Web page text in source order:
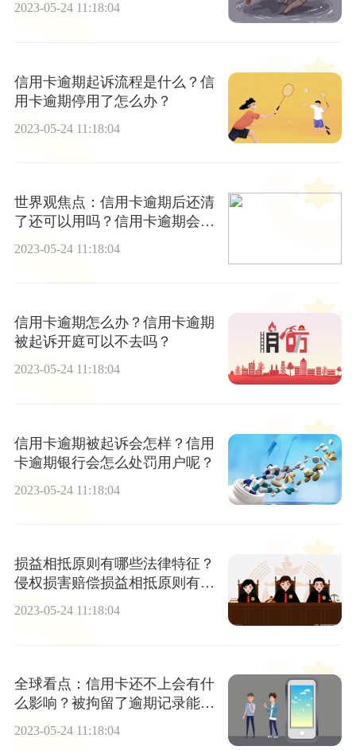
2023-05-24 11:18:04
信用卡逾期起诉流程是什么？信
用卡逾期停用了怎么办？
2023-05-24 11:18:04
世界观焦点：信用卡逾期后还清
了还可以用吗？信用卡逾期会被
2023-05-24 11:18:04
信用卡逾期怎么办？信用卡逾期
被起诉开庭可以不去吗？
2023-05-24 11:18:04
信用卡逾期被起诉会怎样？信用
卡逾期银行会怎么处罚用户呢？
2023-05-24 11:18:04
损益相抵原则有哪些法律特征？
侵权损害赔偿损益相抵原则有哪
些？
2023-05-24 11:18:04
全球看点：信用卡还不上会有什
么影响？被拘留了逾期记录能消
除吗？
2023-05-24 11:18:04